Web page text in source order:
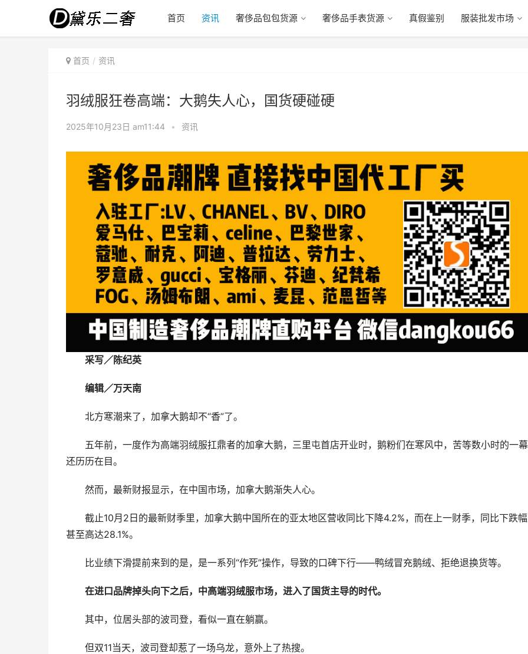
首页 资讯 奢侈品包包货源 奢侈品手表货源 真假鉴别 服装批发市场
首页 资讯
羽绒服狂卷高端：大鹅失人心，国货硬碰硬
2025年10月23日 am11:44 • 资讯
采写／陈纪英
编辑／万天南
北方寒潮来了，加拿大鹅却不“香”了。
五年前，一度作为高端羽绒服扛鼎者的加拿大鹅，三里屯首店开业时，鹅粉们在寒风中，苦等数小时的一
还历历在目。
然而，最新财报显示，在中国市场，加拿大鹅渐失人心。
截止10月2日的最新财季里，加拿大鹅中国所在的亚太地区营收同比下降4.2%，而在上一财季，同比下跌
甚至高达28.1%。
比业绩下滑提前来到的是，是一系列“作死”操作，导致的口碑下行——鸭绒冒充鹅绒、拒绝退换货等。
在进口品牌掉头向下之后，中高端羽绒服市场，进入了国货主导的时代。
其中，位居头部的波司登，看似一直在躺赢。
但双11当天，波司登却惹了一场乌龙，意外上了热搜。